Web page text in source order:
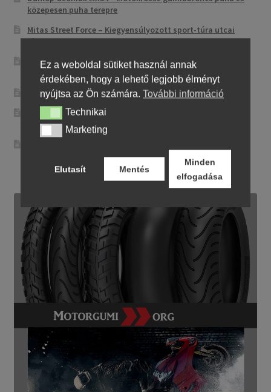
közepesen puha terepre
Mitas Street Force – Kiegyensúlyozott sport-túra utcai
abroncs
CST CM-NK01 – Sportos utcai abroncs precíz
irányíthatósággal
Maxxis MA-ST3 – Sport-touring abroncs
Pirelli City Demon – Megbízható és egyszerű városi
motorgumi
kényelmes városi és országúti motorozáshoz
Ez a weboldal sütiket használ annak
érdekében, hogy a lehető legjobb élményt
nyújtsa az Ön számára. További információ
TechnikaiTechnikai
MarketingMarketing
Elutasít Mentés
Minden
elfogadása